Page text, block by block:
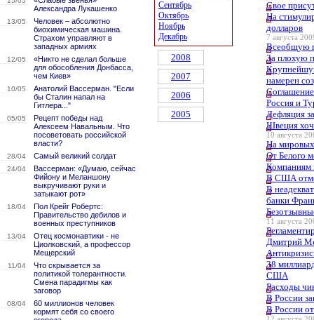
Александра Лукашенко
13/05
Человек – абсолютно
биохимическая машина.
Страхом управляют в
западных армиях
12/05
«Никто не сделал больше
для обособления Донбасса,
чем Киев»
10/05
Анатолий Вассерман. "Если
бы Сталин напал на
Гитлера..."
05/05
Рецепт победы над
Алексеем Навальным. Что
посоветовать российской
власти?
28/04 Самый великий солдат
24/04
Вассерман: «Думаю, сейчас
Фийону и Меланшону
выкручивают руки и
затыкают рот»
18/04
Пол Крейг Робертс:
Правительство дебилов и
военных преступников
13/04
Отец космонавтики - не
Циолковский, а профессор
Мещерский
11/04
Что скрывается за
политикой толерантности.
Смена парадигмы как
заговор
08/04
60 миллионов человек
кормят себя со своего
Сентябрь
Октябрь
Ноябрь
Декабрь
2008
2007
2006
2005
Свое
На
долларов
7 августа
Всеобщую
За плохую
намерен
Россия и
Дефляция
Швеция
10 августа
На
От Белого
Компаниям
В США
В
банки
11 августа
Дмитрий
38
США
Расходы
В России
В России